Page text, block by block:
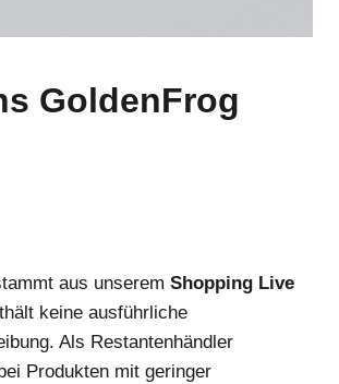
GoldenFrog
aus unserem Shopping Live
keine ausführliche
Als Restantenhändler
Produkten mit geringer